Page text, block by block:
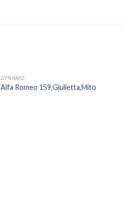
ΔΥΝΑΜΟ
Alfa Romeo 159,Giulietta,Mito